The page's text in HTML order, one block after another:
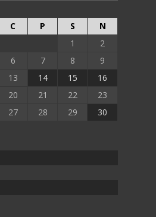
C P S
N
1
2
6 7 8
9
13 14 15
16
20 21 22
23
27 28 29
30